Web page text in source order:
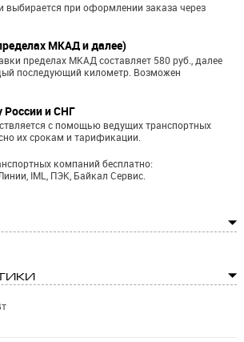
выбирается при оформлении заказа через
МКАД и далее)
пределах МКАД составляет 580 руб., далее
последующий километр. Возможен
России и СНГ
с помощью ведущих транспортных
их срокам и тарификации.
компаний бесплатно:
IML, ПЭК, Байкал Сервис.